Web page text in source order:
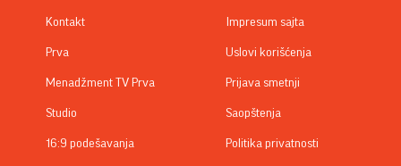
Kontakt
Prva
Menadžment TV Prva
Studio
16:9 podešavanja
Impresum sajta
Uslovi korišćenja
Prijava smetnji
Saopštenja
Politika privatnosti